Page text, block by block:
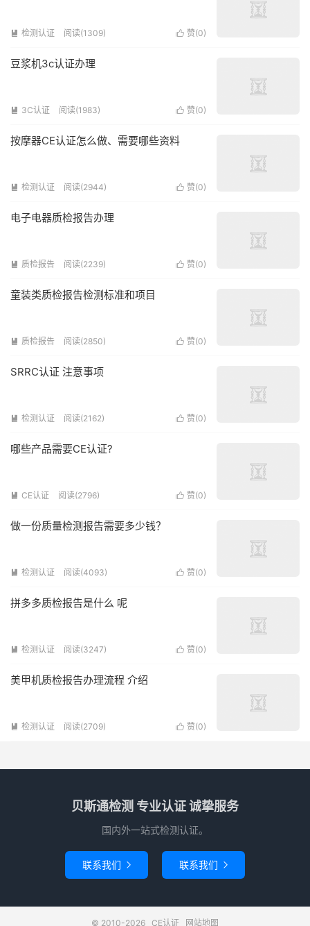
 赞(0)
 检测认证 阅读(1309)
豆浆机3c认证办理
 赞(0)
 3C认证 阅读(1983)
按摩器CE认证怎么做、需要哪些资料
 赞(0)
 检测认证 阅读(2944)
电子电器质检报告办理
 赞(0)
 质检报告 阅读(2239)
童装类质检报告检测标准和项目
 赞(0)
 质检报告 阅读(2850)
SRRC认证 注意事项
 赞(0)
 检测认证 阅读(2162)
哪些产品需要CE认证?
 赞(0)
 CE认证 阅读(2796)
做一份质量检测报告需要多少钱？
 赞(0)
 检测认证 阅读(4093)
拼多多质检报告是什么 呢
 赞(0)
 检测认证 阅读(3247)
美甲机质检报告办理流程 介绍
 赞(0)
 检测认证 阅读(2709)
贝斯通检测 专业认证 诚挚服务
国内外一站式检测认证。
联系我们  联系我们 
© 2010-2026 CE认证 网站地图